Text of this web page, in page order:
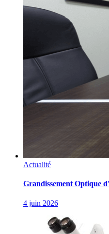
Actualité
Grandissement Optique
4 juin 2026